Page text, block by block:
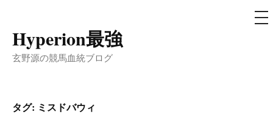
コ
ン
ツ
へ
Hyperion最強
玄野源の競馬血統ブログ
メ
ニ
タグ: ミスドバウィ